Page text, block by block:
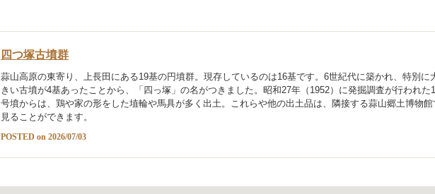
四つ塚古墳群
蒜山高原の東寄り、上長田にある19基の円墳群。現存しているのは16基です。6世紀代に築かれ、特別に
きい古墳が4基あったことから、「四っ塚」の名がつきました。昭和27年（1952）に発掘調査が行われた
号墳からは、鶏や家の形をした埴輪や馬具が多く出土。これらや他の出土品は、隣接する蒜山郷土博物館
見ることができます。
POSTED on 2026/07/03